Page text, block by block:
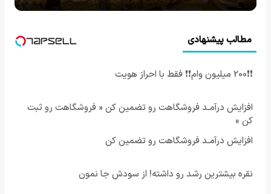
مطالب پیشنهادی
❗❗200 میلیون وام❗❗ فقط با احراز هویت
افزایش درآمـد فروشگاهت رو تضمین کن « فروشگاهت رو ثبت
کن »
افزایش درآمـد فروشگاهت رو تضمین کن
نقره بیشترین رشد رو داشته! از سودش جا نمون